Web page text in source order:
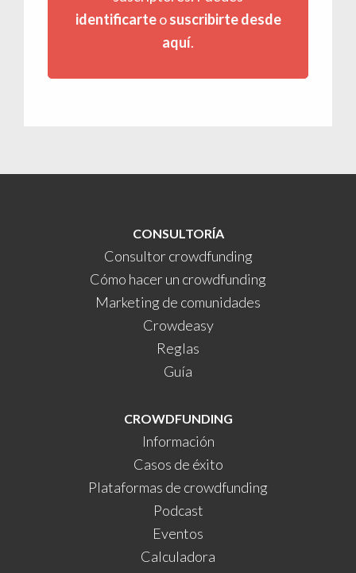
identificarteosuscribirte desde
aquí.
CONSULTORÍA
Consultor crowdfunding
Cómo hacer un crowdfunding
Marketing de comunidades
Crowdeasy
Reglas
Guía
CROWDFUNDING
Información
Casos de éxito
Plataformas de crowdfunding
Podcast
Eventos
Calculadora